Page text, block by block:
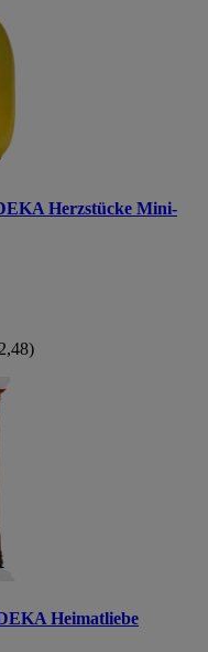
Herzstücke Mini-
Heimatliebe